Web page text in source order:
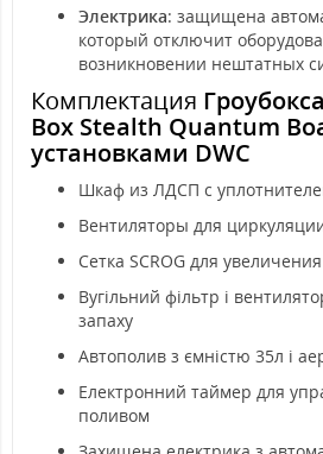
Электрика: защищена
который отключит
возникновении нештатных
Комплектация
Box Stealth Quantum
установками DWC
Шкаф из ЛДСП с
Вентиляторы для
Сетка SCROG для
Вугільний фільтр і
запаху
Автополив з ємністю 35л і
Електронний таймер для
поливом